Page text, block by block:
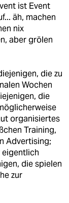
ist Event
äh, machen
nix
aber grölen
die zu
Wochen
die
organisiertes
Training,
Advertising;
eigentlich
die spielen
zur